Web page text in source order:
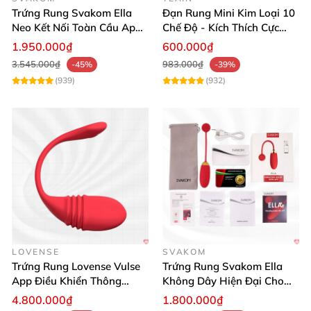
Chất liệu: Silicon cao cấp (chống thấm nước)
Chiều dài cây rung: 8,4 cm
Chiều cao cây rung: 4,2 cm
Chiều rộng lớn nhất: 2,8 cm
Kích thước bộ điều khiển: 6,4cm x 6,4cm x 2,6cm
Chế độ rung: 8 chế độ đa dạng và mức điều chỉnh
linh hoạt
Xuất xứ: Thụy Điển
Hãng sản xuất: Lelo
Trứng Rung Svakom Ella
Neo Kết Nối Toàn Cầu App
Tiện Lợi
1.950.000₫
3.545.000₫
-45%
(939)
Đạn Rung Mini Kim Loại 10
Chế Độ - Kích Thích Cực
Mạnh - Yeain
600.000₫
983.000₫
-39%
(932)
LOVENSE
Trứng Rung Lovense Vulse
App Điều Khiển Thông
Minh, Kích Thích Mạnh
4.800.000₫
SVAKOM
Trứng Rung Svakom Ella
Không Dây Hiện Đại Cho
Nữ Thư Giãn Tinh Tế
1.800.000₫